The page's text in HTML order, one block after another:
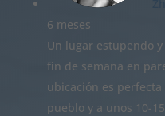
6 meses
Un lugar estupendo
fin de semana en
ubicación es
pueblo y a unos 10-